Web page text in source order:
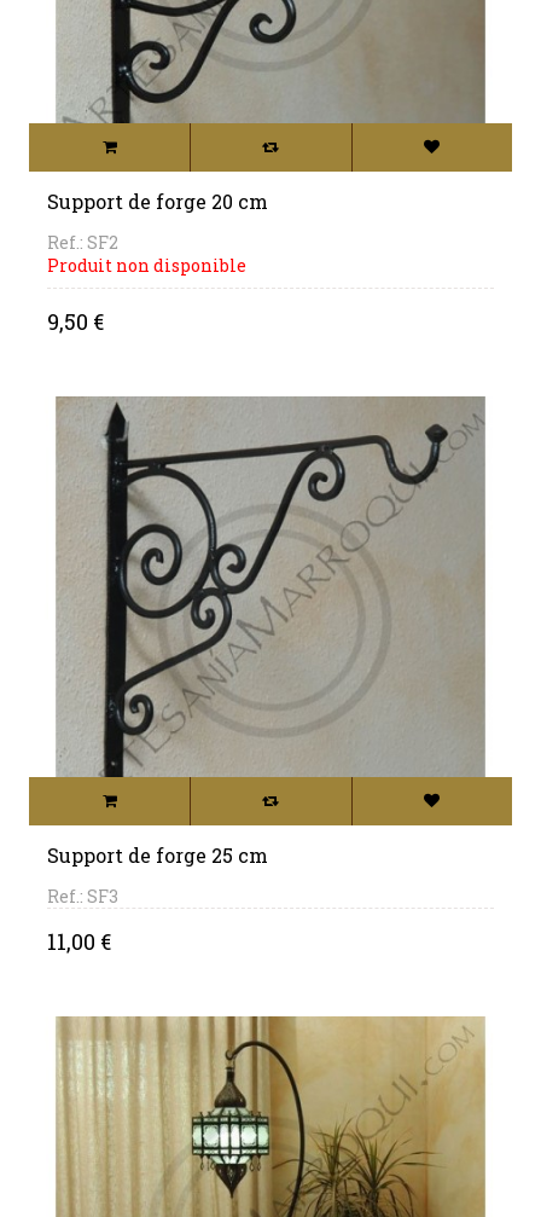
Support de forge 20 cm
Ref.: SF2
Produit non disponible
Price
9,50 €
Support de forge 25 cm
Ref.: SF3
Price
11,00 €